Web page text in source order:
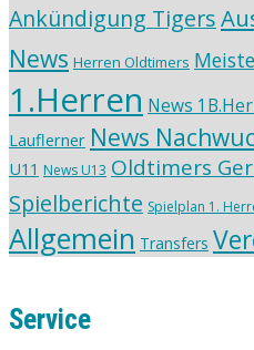
Ankündigung Tigers
News Herren Oldtimers
1.Herren News
Lauflerner News
U11 News U13 Oldtimers
Spielberichte Spielplan 1.
Allgemein Transfers
Service